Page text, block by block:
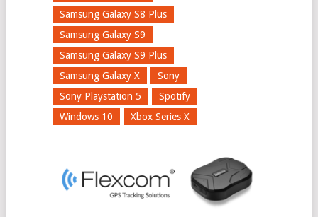
Samsung Galaxy S8 Plus
Samsung Galaxy S9
Samsung Galaxy S9 Plus
Samsung Galaxy X
Sony
Sony Playstation 5
Spotify
Windows 10
Xbox Series X